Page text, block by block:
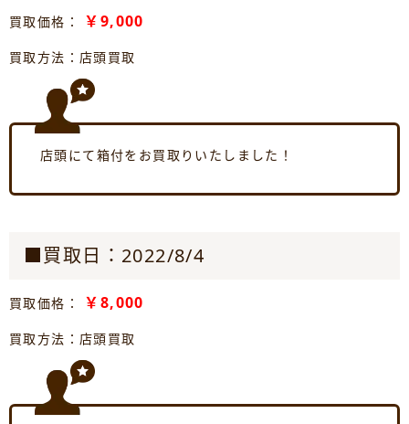
買取価格： ￥9,000
買取方法：店頭買取
店頭にて箱付をお買取りいたしました！
■買取日：2022/8/4
買取価格： ￥8,000
買取方法：店頭買取